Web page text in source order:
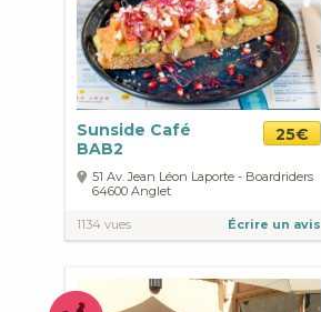
Sunside Café
BAB2
25€
51 Av. Jean Léon Laporte - Boardriders
64600 Anglet
1134 vues Écrire un avis